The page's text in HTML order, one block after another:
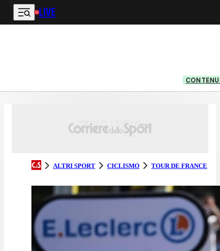
Vai al contenuto principale
LIVE
ALTRI SPORT CICLISMO TOUR DE FRANCE